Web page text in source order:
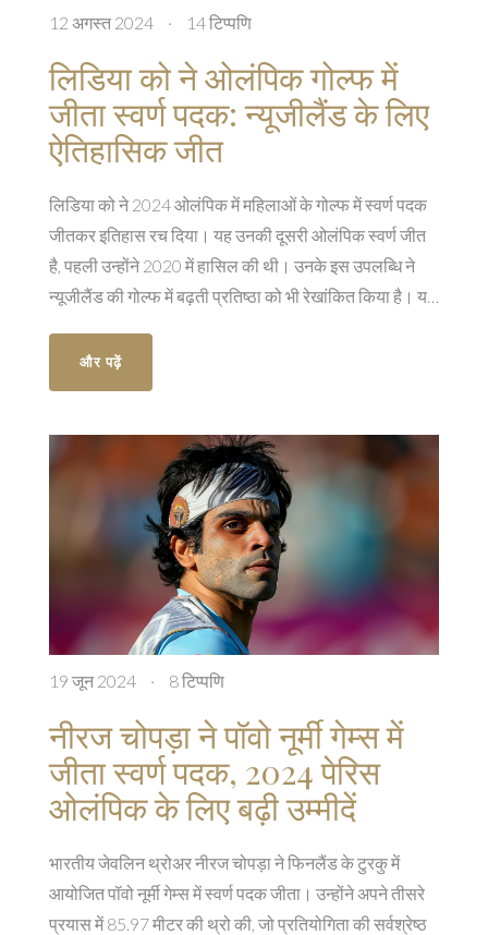
12 अगस्त 2024 · 14 टिप्पणि
लिडिया को ने ओलंपिक गोल्फ में
जीता स्वर्ण पदक: न्यूजीलैंड के लिए
ऐतिहासिक जीत
लिडिया को ने 2024 ओलंपिक में महिलाओं के गोल्फ में स्वर्ण पदक
जीतकर इतिहास रच दिया। यह उनकी दूसरी ओलंपिक स्वर्ण जीत
है, पहली उन्होंने 2020 में हासिल की थी। उनके इस उपलब्धि ने
न्यूजीलैंड की गोल्फ में बढ़ती प्रतिष्ठा को भी रेखांकित किया है। यह
जीत और भी खास बन गई।
और पढ़ें
19 जून 2024 · 8 टिप्पणि
नीरज चोपड़ा ने पॉवो नूर्मी गेम्स में
जीता स्वर्ण पदक, 2024 पेरिस
ओलंपिक के लिए बढ़ी उम्मीदें
भारतीय जेवलिन थ्रोअर नीरज चोपड़ा ने फिनलैंड के टुरकु में
आयोजित पॉवो नूर्मी गेम्स में स्वर्ण पदक जीता। उन्होंने अपने तीसरे
प्रयास में 85.97 मीटर की थ्रो की, जो प्रतियोगिता की सर्वश्रेष्ठ